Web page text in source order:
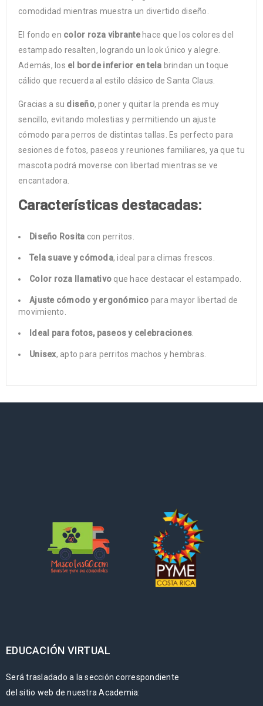
comodidad mientras muestra un divertido diseño.
El fondo en color roza vibrantehace que los colores del
estampado resalten, logrando un look único y alegre.
Además, los el borde inferior en tela brindan un toque
cálido que recuerda al estilo clásico de Santa Claus.
Gracias a su diseño, poner y quitar la prenda es muy
sencillo, evitando molestias y permitiendo un ajuste
cómodo para perros de distintas tallas. Es perfecto para
sesiones de fotos, paseos y reuniones familiares, ya que tu
mascota podrá moverse con libertad mientras se ve
encantadora.
Características destacadas:
Diseño Rosita con perritos.
Tela suave y cómoda, ideal para climas frescos.
Color roza llamativo que hace destacar el estampado.
Ajuste cómodo y ergonómico para mayor libertad de
movimiento.
Ideal para fotos, paseos y celebraciones
Unisex, apto para perritos machos y hembras.
EDUCACIÓN VIRTUAL
Será trasladado a la sección correspondiente
del sitio web de nuestra Academia: